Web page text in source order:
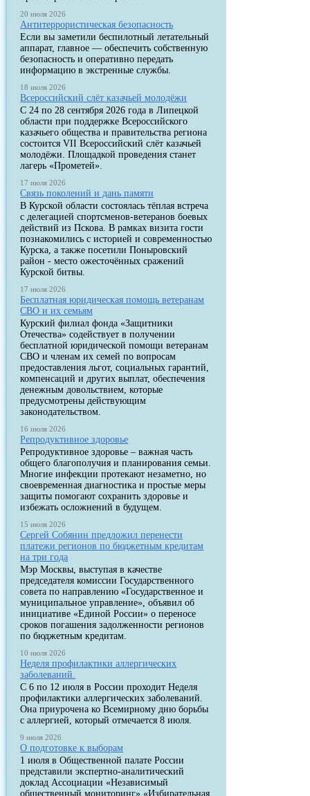
20 июля 2026
Антитеррористическая безопасность
Если вы заметили беспилотный летательный
аппарат, главное — обеспечить собственную
безопасность и оперативно передать
информацию в экстренные службы.
18 июля 2026
Всероссийский слёт казачьей молодёжи
С 24 по 28 сентября 2026 года в Липецкой
области при поддержке Всероссийского
казачьего общества и правительства региона
состоится VII Всероссийский слёт казачьей
молодёжи. Площадкой проведения станет
лагерь «Прометей».
17 июля 2026
Связь поколений и дань памяти
В Курской области состоялась тёплая встреча
с делегацией спортсменов-ветеранов боевых
действий из Пскова. В рамках визита гости
познакомились с историей и современностью
Курска, а также посетили Поныровский
район - место ожесточённых сражений
Курской битвы.
17 июля 2026
Бесплатная юридическая помощь ветеранам
СВО и их семьям
Курский филиал фонда «Защитники
Отечества» содействует в получении
бесплатной юридической помощи ветеранам
СВО и членам их семей по вопросам
предоставления льгот, социальных гарантий,
компенсаций и других выплат, обеспечения
денежным довольствием, которые
предусмотрены действующим
законодательством.
16 июля 2026
Репродуктивное здоровье
Репродуктивное здоровье – важная часть
общего благополучия и планирования семьи.
Многие инфекции протекают незаметно, но
своевременная диагностика и простые меры
защиты помогают сохранить здоровье и
избежать осложнений в будущем.
15 июля 2026
Сергей Собянин предложил перенести
платежи регионов по бюджетным кредитам
на три года
Мэр Москвы, выступая в качестве
председателя комиссии Государственного
совета по направлению «Государственное и
муниципальное управление», объявил об
инициативе «Единой России» о переносе
сроков погашения задолженности регионов
по бюджетным кредитам.
10 июля 2026
Неделя профилактики аллергических
заболеваний.
С 6 по 12 июля в России проходит Неделя
профилактики аллергических заболеваний.
Она приурочена ко Всемирному дню борьбы
с аллергией, который отмечается 8 июля.
9 июля 2026
О подготовке к выборам
1 июля в Общественной палате России
представили экспертно-аналитический
доклад Ассоциации «Независимый
общественный мониторинг» «Избирательная